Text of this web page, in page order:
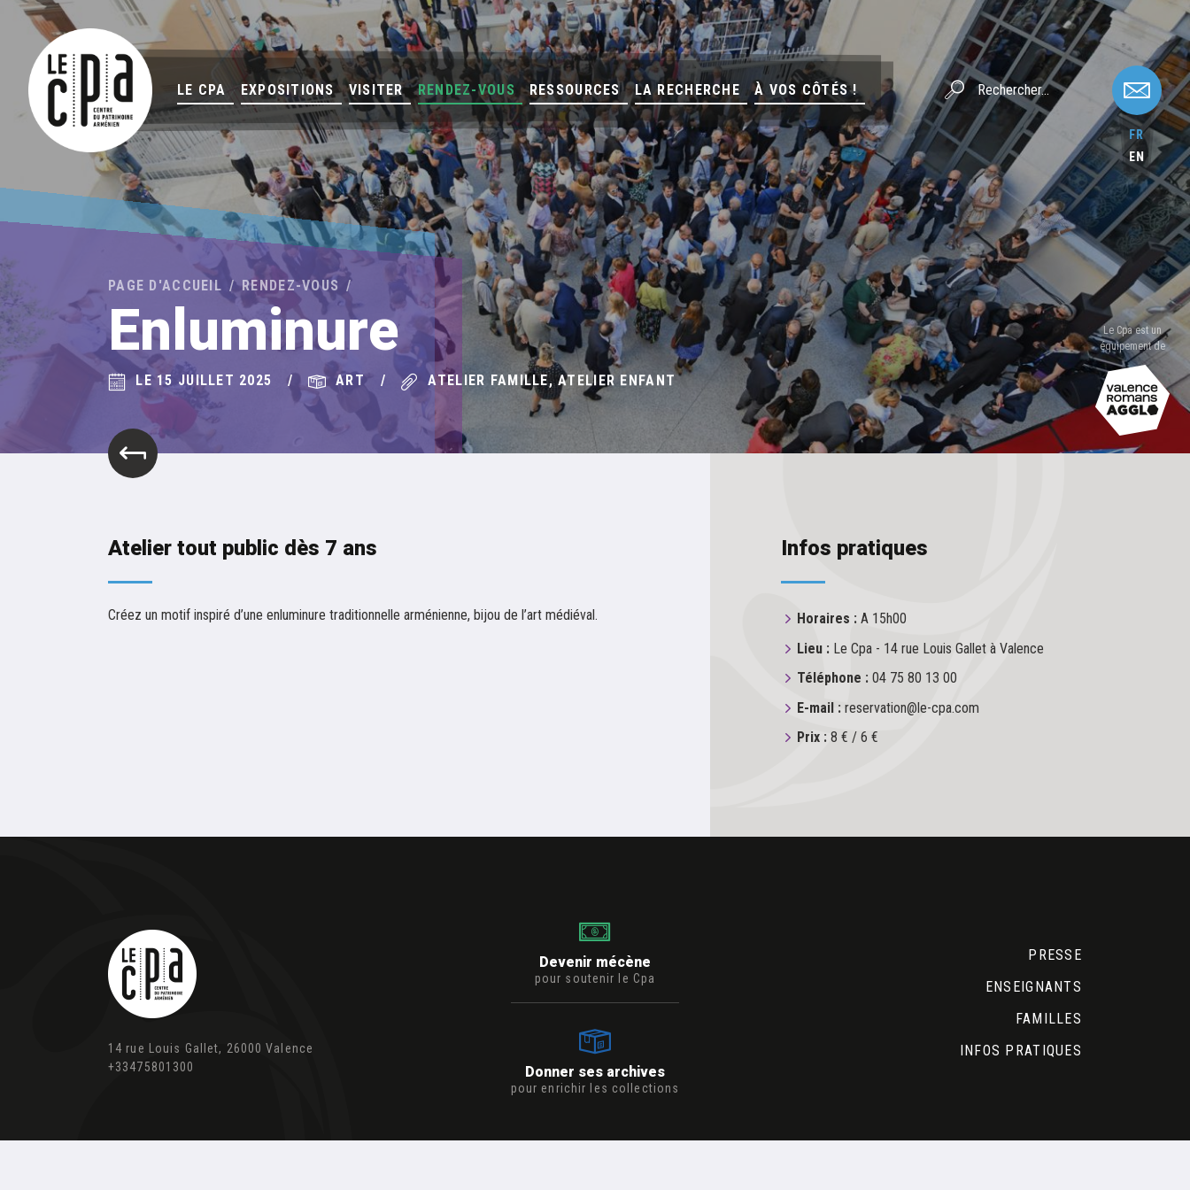
LE CPA EXPOSITIONS VISITER RENDEZ-VOUS RESSOURCES LA RECHERCHE À VOS CÔTÉS !
FR
EN
Le Cpa est un
équipement de
PAGE D'ACCUEIL RENDEZ-VOUS
Enluminure
LE 15 JUILLET 2025 ART ATELIER FAMILLE, ATELIER ENFANT
Atelier tout public dès 7 ans
Créez un motif inspiré d’une enluminure traditionnelle arménienne, bijou de l’art médiéval.
Infos pratiques
Horaires : A 15h00
Lieu : Le Cpa - 14 rue Louis Gallet à Valence
Téléphone : 04 75 80 13 00
E-mail : reservation@le-cpa.com
Prix : 8 € / 6 €
14 rue Louis Gallet, 26000 Valence
+33475801300
PRESSE
ENSEIGNANTS
FAMILLES
INFOS PRATIQUES
Devenir mécène
pour soutenir le Cpa
Donner ses archives
pour enrichir les collections